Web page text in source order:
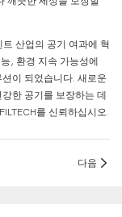
산업의 공기 여과에 혁
, 환경 지속 가능성에
이 되었습니다. 새로운
한 공기를 보장하는 데
를 신뢰하십시오.
다음